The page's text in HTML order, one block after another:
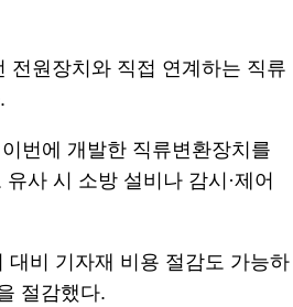
전원장치와 직접 연계하는 직류
번에 개발한 직류변환장치를
사 시 소방 설비나 감시·제어
비 기자재 비용 절감도 가능하
절감했다.